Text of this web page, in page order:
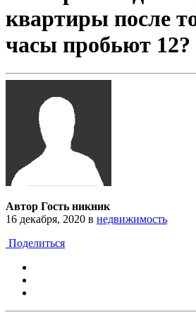
квартиры после
часы пробьют 12?
Автор Гость никник
16 декабря, 2020 в недвижимость
Поделиться